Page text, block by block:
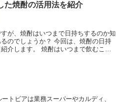
た焼酎の活用法を紹介
が、焼酎はいつまで日持ちするのか知
のでしょうか？ 今回は、焼酎の日持
介します。 焼酎はいつまで飲むこと
ートビアは業務スーパーやカルディ、